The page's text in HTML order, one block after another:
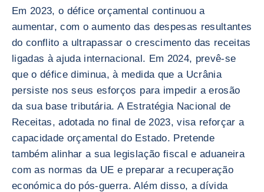
Em 2023, o défice orçamental continuou a
aumentar, com o aumento das despesas resultantes
do conflito a ultrapassar o crescimento das receitas
ligadas à ajuda internacional. Em 2024, prevê-se
que o défice diminua, à medida que a Ucrânia
persiste nos seus esforços para impedir a erosão
da sua base tributária. A Estratégia Nacional de
Receitas, adotada no final de 2023, visa reforçar a
capacidade orçamental do Estado. Pretende
também alinhar a sua legislação fiscal e aduaneira
com as normas da UE e preparar a recuperação
económica do pós-guerra. Além disso, a dívida